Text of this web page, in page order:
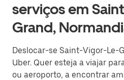
serviços em
Grand,
Deslocar-se Saint-Vigor-Le-
Uber. Quer esteja a viajar
ou aeroporto, a encontrar